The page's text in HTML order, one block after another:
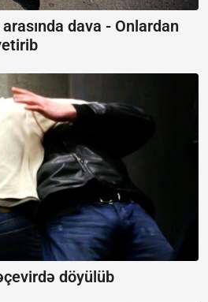
dava - Onlardan
döyülüb